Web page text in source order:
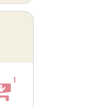
1